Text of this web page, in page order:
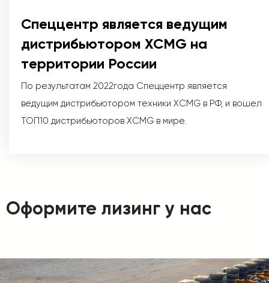
Спеццентр является ведущим
дистрибьютором XCMG на
территории России
По результатам 2022года Спеццентр является
ведущим дистрибьютором техники XCMG в РФ, и вошел
ТОП10 дистрибьюторов XCMG в мире.
Оформите лизинг у нас